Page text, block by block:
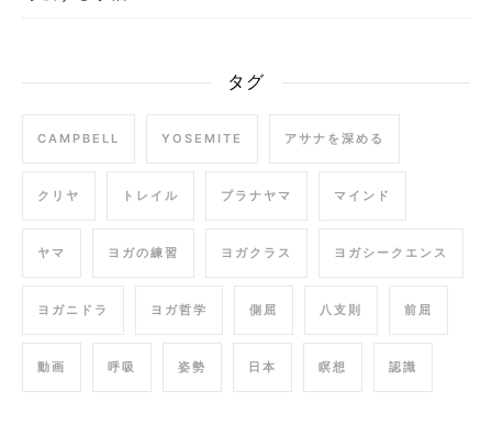
タグ
CAMPBELL YOSEMITE アサナを深める
クリヤ トレイル プラナヤマ マインド
ヤマ ヨガの練習 ヨガクラス ヨガシークエンス
ヨガニドラ ヨガ哲学 側屈 八支則 前屈
動画 呼吸 姿勢 日本 瞑想 認識